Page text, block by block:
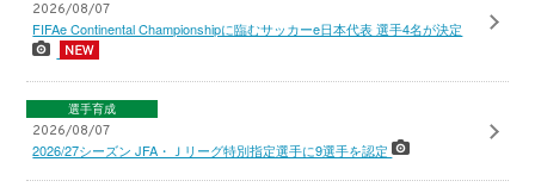
2026/08/07
FIFAe Continental Championshipに臨むサッカーe日本代表 選手4名が決定
選手育成
2026/08/07
2026/27シーズン JFA・Ｊリーグ特別指定選手に9選手を認定